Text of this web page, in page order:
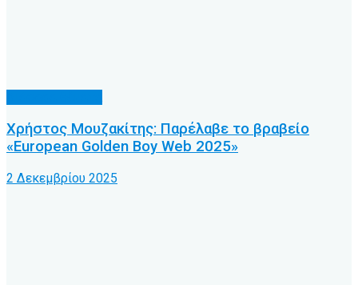
Χρήστος Μουζακίτης: Παρέλαβε το βραβείο
«European Golden Boy Web 2025»
2 Δεκεμβρίου 2025